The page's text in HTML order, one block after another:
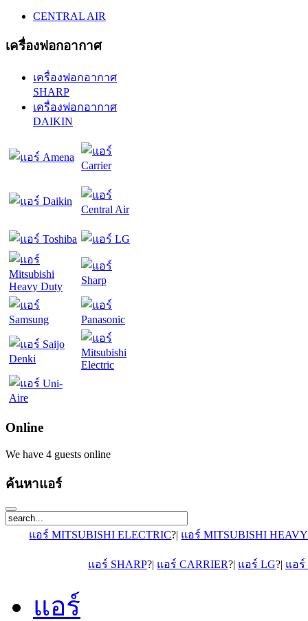
CENTRAL AIR
เครื่องฟอกอากาศ
เครื่องฟอกอากาศ
SHARP
เครื่องฟอกอากาศ
DAIKIN
Online
We have 4 guests online
ค้นหาแอร์
แอร์ MITSUBISHI ELECTRIC?| แอร์ MITSUBISHI
แอร์ SHARP?| แอร์ CARRIER?| แอร์ LG?| แอร์
แอร์